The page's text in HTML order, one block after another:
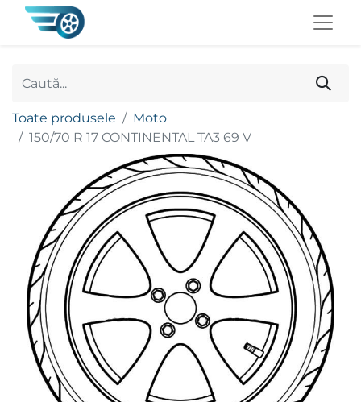
Toate produsele
Moto
150/70 R 17 CONTINENTAL TA3 69 V